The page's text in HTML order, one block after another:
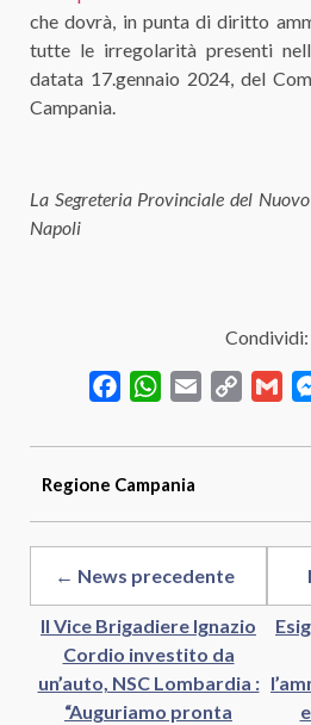
che dovrà, in punta di diritto
tutte le irregolarità presenti
datata 17.gennaio 2024, del
Campania.
La Segreteria Provinciale del
Napoli
Condividi:
FacebookWhatsApp
Email
Copy
Regione Campania
← News precedente
Il Vice Brigadiere Ignazio
Cordio investito da
un’auto, NSC Lombardia :
“Auguriamo pronta